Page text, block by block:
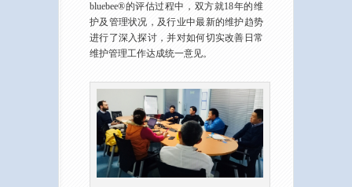
bluebee®的评估过程中，双方就18年的维
护及管理状况，及行业中最新的维护趋势
进行了深入探讨，并对如何切实改善日常
维护管理工作达成统一意见。